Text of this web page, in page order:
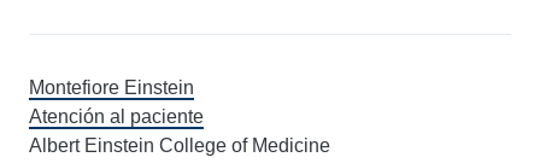
Montefiore Einstein
Atención al paciente
Albert Einstein College of Medicine